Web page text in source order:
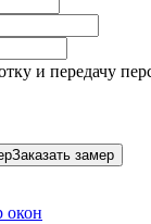
и передачу
Заказать замер
окон